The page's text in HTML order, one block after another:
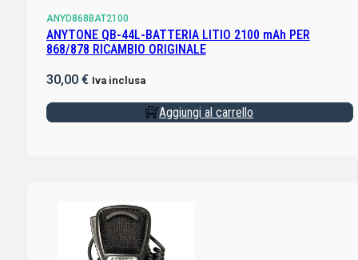
ANYD868BAT2100
ANYTONE QB-44L-BATTERIA LITIO 2100 mAh PER
868/878 RICAMBIO ORIGINALE
30,00 € Iva inclusa
Aggiungi al carrello